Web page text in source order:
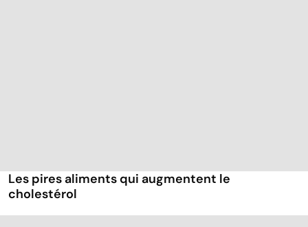
Les pires aliments qui augmentent le
cholestérol